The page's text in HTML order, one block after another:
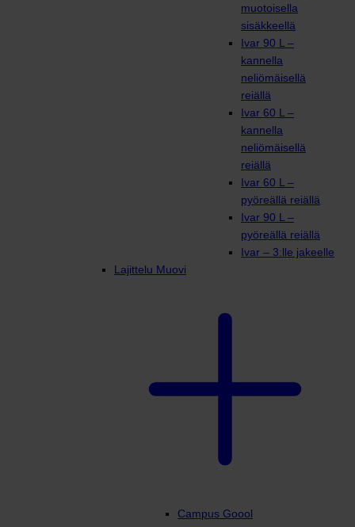
muotoisella
sisäkkeellä
Ivar 90 L –
kannella
neliömäisellä
reiällä
Ivar 60 L –
kannella
neliömäisellä
reiällä
Ivar 60 L –
pyöreällä reiällä
Ivar 90 L –
pyöreällä reiällä
Ivar – 3:lle jakeelle
Lajittelu Muovi
Campus Goool